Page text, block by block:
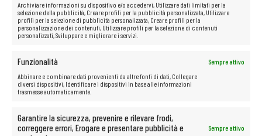
Archiviare informazioni su dispositivo e/o accedervi, Utilizzare dati limitati per la
selezione della pubblicità, Creare profili per la pubblicità personalizzata, Utilizzare
profili per la selezione di pubblicità personalizzata, Creare profili per la
personalizzazione dei contenuti, Utilizzare profili per la selezione di contenuti
personalizzati, Sviluppare e migliorare i servizi.
Funzionalità
Sempre attivo
Abbinare e combinare dati provenienti da altre fonti di dati, Collegare
diversi dispositivi, Identificare i dispositivi in base alle informazioni
trasmesse automaticamente.
Garantire la sicurezza, prevenire e rilevare frodi,
correggere errori, Erogare e presentare pubblicità e
Sempre attivo
Processore Intel Core i5-8365u